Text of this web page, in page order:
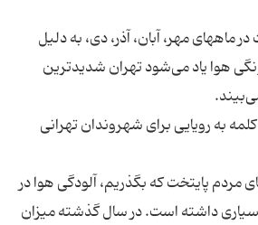
ماههای مهر، آبان، آذر، دی، به دلیل
هوا یاد می‌شود تهران شدید‌ترین
هوای پاک تهران، این 3 کلمه به رویایی برای شهروندان تهرانی
مردم پایتخت که بگذریم، آلودگی هوا در
داشته است. در سال گذشته میزان